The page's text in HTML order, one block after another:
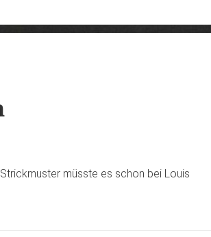
müsste es schon bei Louis